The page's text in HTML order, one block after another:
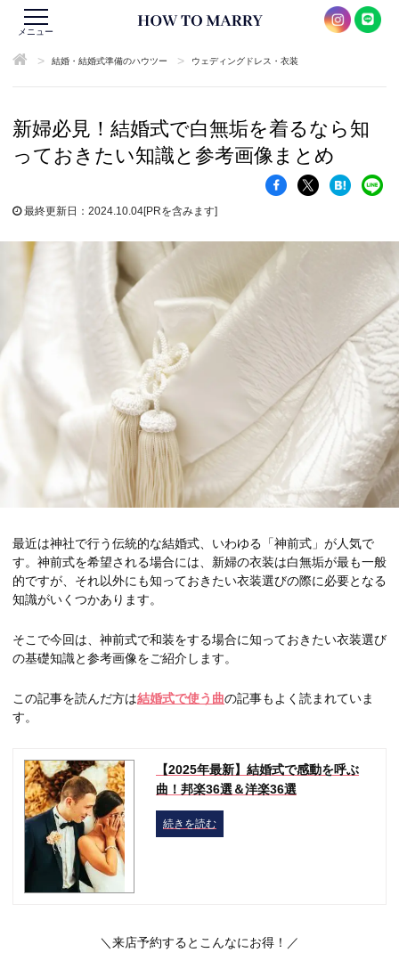
メニュー
> 結婚・結婚式準備のハウツー > ウェディングドレス・衣装
新婦必見！結婚式で白無垢を着るなら知
っておきたい知識と参考画像まとめ
最終更新日：2024.10.04[PRを含みます]
最近は神社で行う伝統的な結婚式、いわゆる「神前式」が人気で
す。神前式を希望される場合には、新婦の衣装は白無垢が最も一般
的ですが、それ以外にも知っておきたい衣装選びの際に必要となる
知識がいくつかあります。
そこで今回は、神前式で和装をする場合に知っておきたい衣装選び
の基礎知識と参考画像をご紹介します。
この記事を読んだ方は結婚式で使う曲の記事もよく読まれていま
す。
【2025年最新】結婚式で感動を呼ぶ
曲！邦楽36選＆洋楽36選
続きを読む
＼来店予約するとこんなにお得！／